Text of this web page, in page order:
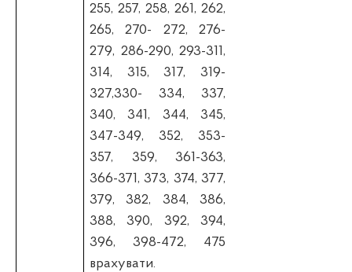
255, 257, 258, 261, 262,
265, 270- 272, 276-
279, 286-290, 293-311,
314, 315, 317, 319-
327,330- 334, 337,
340, 341, 344, 345,
347-349, 352, 353-
357,
359, 361-363,
366-371, 373, 374, 377,
379, 382, 384, 386,
388, 390, 392, 394,
396,
398-472, 475
врахувати.